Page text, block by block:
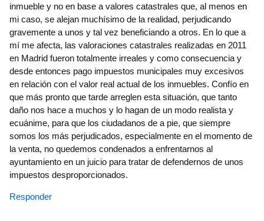
inmueble y no en base a valores catastrales que, al menos en
mi caso, se alejan muchísimo de la realidad, perjudicando
gravemente a unos y tal vez beneficiando a otros. En lo que a
mí me afecta, las valoraciones catastrales realizadas en 2011
en Madrid fueron totalmente irreales y como consecuencia y
desde entonces pago impuestos municipales muy excesivos
en relación con el valor real actual de los inmuebles. Confío en
que más pronto que tarde arreglen esta situación, que tanto
daño nos hace a muchos y lo hagan de un modo realista y
ecuánime, para que los ciudadanos de a pie, que siempre
somos los más perjudicados, especialmente en el momento de
la venta, no quedemos condenados a enfrentarnos al
ayuntamiento en un juicio para tratar de defendernos de unos
impuestos desproporcionados.
Responder